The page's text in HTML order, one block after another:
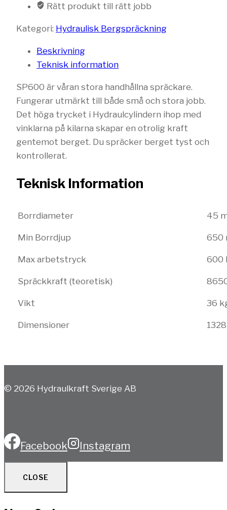
Rätt produkt till rätt jobb
Kategori: Hydraulisk Bergspräckning
Beskrivning
Teknisk information
SP600 är våran stora handhållna spräckare.
Fungerar utmärkt till både små och stora jobb.
Det höga trycket i Hydraulcylindern ihop med
vinklarna på kilarna skapar en otrolig kraft
gentemot berget. Du spräcker berget tyst och
kontrollerat.
Teknisk Information
Borrdiameter 45
Min Borrdjup 650
Max arbetstryck 600
Spräckkraft (teoretisk)
Vikt 36
Dimensioner
© 2026 Hydraulkraft Sverige AB
Facebook Instagram
CLOSE